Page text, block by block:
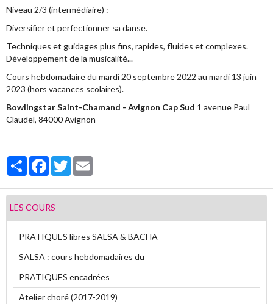
Album photos
Vidéos
Contact
Livre d'or
Sondages
Niveau 2/3 (intermédiaire) :
Diversifier et perfectionner sa danse.
Techniques et guidages plus fins, rapides, fluides et complexes.
Développement de la musicalité...
Cours hebdomadaire du mardi 20 septembre 2022 au mardi 13 juin
2023 (hors vacances scolaires).
Bowlingstar Saint-Chamand - Avignon Cap Sud 1 avenue Paul
Claudel, 84000 Avignon
PartagerFacebook
Twitter
LES COURS
PRATIQUES libres SALSA & BACHA
SALSA : cours hebdomadaires du
PRATIQUES encadrées
Atelier choré (2017-2019)